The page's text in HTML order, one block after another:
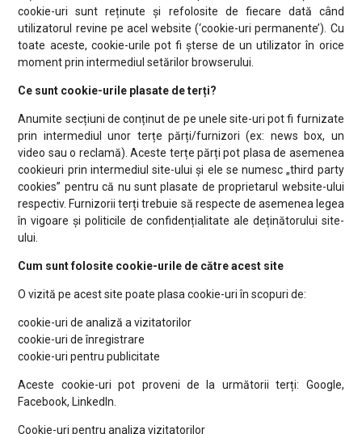
cookie-uri sunt reținute și refolosite de fiecare dată când
utilizatorul revine pe acel website (‘cookie-uri permanente’). Cu
toate aceste, cookie-urile pot fi șterse de un utilizator în orice
moment prin intermediul setărilor browserului.
Ce sunt cookie-urile plasate de terți?
Anumite secțiuni de conținut de pe unele site-uri pot fi furnizate
prin intermediul unor terțe părți/furnizori (ex: news box, un
video sau o reclamă). Aceste terțe părți pot plasa de asemenea
cookieuri prin intermediul site-ului și ele se numesc „third party
cookies” pentru că nu sunt plasate de proprietarul website-ului
respectiv. Furnizorii terți trebuie să respecte de asemenea legea
în vigoare și politicile de confidențialitate ale deținătorului site-
ului.
Cum sunt folosite cookie-urile de către acest site
O vizită pe acest site poate plasa cookie-uri în scopuri de:
cookie-uri de analiză a vizitatorilor
cookie-uri de înregistrare
cookie-uri pentru publicitate
Aceste cookie-uri pot proveni de la următorii terți: Google,
Facebook, LinkedIn.
Cookie-uri pentru analiza vizitatorilor